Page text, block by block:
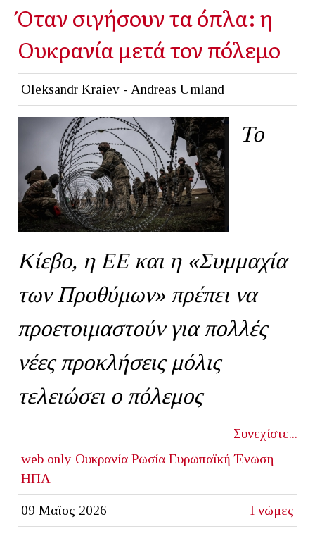
Όταν σιγήσουν τα όπλα: η
Ουκρανία μετά τον πόλεμο
Oleksandr Kraiev - Andreas Umland
Το
Κίεβο, η ΕΕ και η «Συμμαχία
των Προθύμων» πρέπει να
προετοιμαστούν για πολλές
νέες προκλήσεις μόλις
τελειώσει ο πόλεμος
Συνεχίστε...
web only Ουκρανία Ρωσία Ευρωπαϊκή Ένωση
ΗΠΑ
09 Μαϊος 2026 Γνώμες